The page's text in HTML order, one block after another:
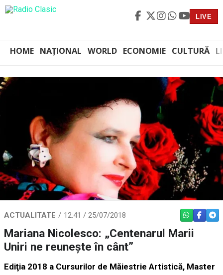
LIVE
HOME NAȚIONAL WORLD ECONOMIE CULTURĂ
ACTUALITATE 12:41 / 25/07/2018 WHATSAPP
Mariana Nicolesco: „Centenarul Marii
Uniri ne reuneşte în cânt”
Ediţia 2018 a Cursurilor de Măiestrie Artistică, Master